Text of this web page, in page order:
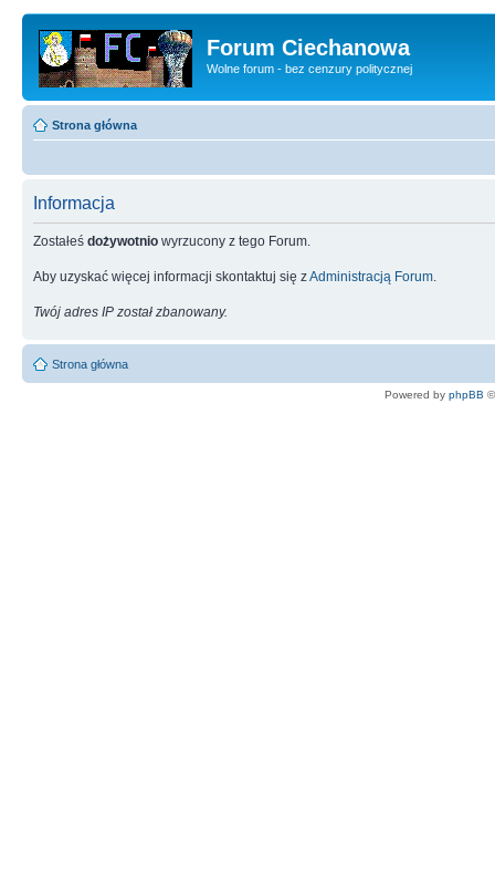
Forum Ciechanowa
Wolne forum - bez cenzury politycznej
Strona główna
Informacja
Zostałeś dożywotnio wyrzucony z tego Forum.
Aby uzyskać więcej informacji skontaktuj się zAdministracją Forum
Twój adres IP został zbanowany.
Strona główna
Powered by phpBB